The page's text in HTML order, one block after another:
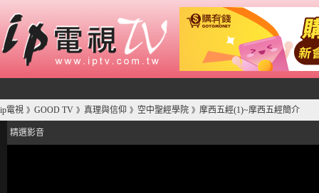
ip電視 》 GOOD TV 》 真理與信仰 》 空中聖經學院 》 摩西五經(1)~摩西五經簡介
精選影音